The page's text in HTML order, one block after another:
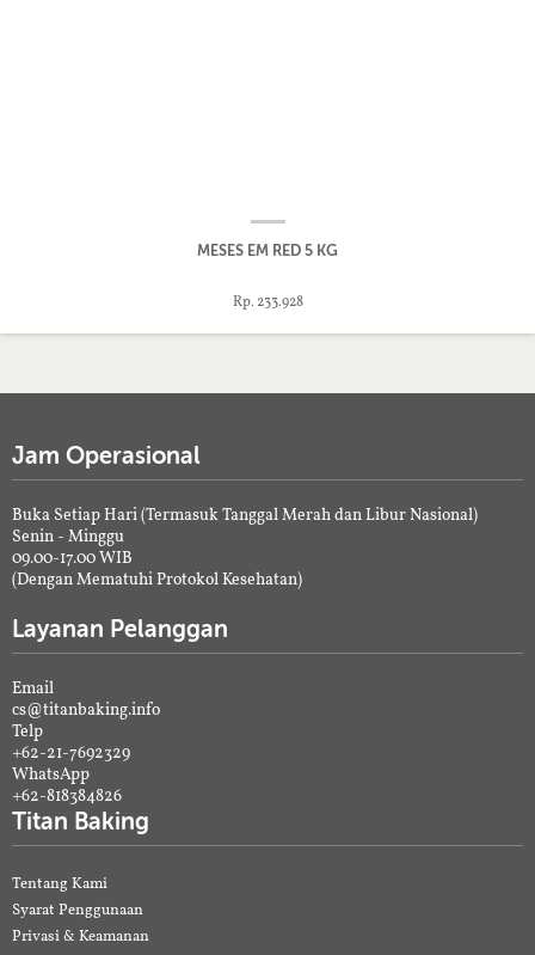
MESES EM RED 5 KG
Rp. 233.928
Jam Operasional
Buka Setiap Hari (Termasuk Tanggal Merah dan Libur Nasional)
Senin - Minggu
09.00-17.00 WIB
(Dengan Mematuhi Protokol Kesehatan)
Layanan Pelanggan
Email
cs@titanbaking.info
Telp
+62-21-7692329
WhatsApp
+62-818384826
Titan Baking
Tentang Kami
Syarat Penggunaan
Privasi & Keamanan